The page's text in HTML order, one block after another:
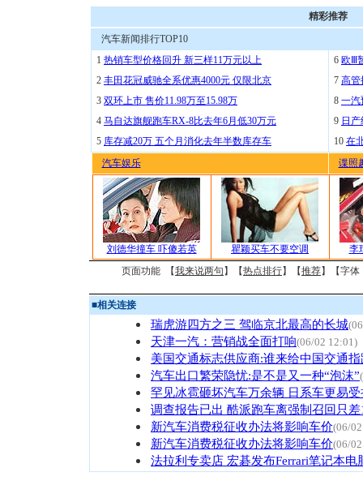
精彩推荐
汽车新闻排行TOP10
1 热销车型价格回升 新三样11万元以上
2 丰田花冠威驰全系优惠4000元 仅限北京
3 双环上市 售价11.98万至15.98万
4 马自达旗舰跑车RX-8比去年6月低30万元
5 库存减20万 五个月消化去年半数库存车
6 欧Ⅲ
7 高管
8 一汽
9 日
10 在
汽车娱乐
谍照
刘德华撞车 吓傻若英 瞿颖买车不要空调
李
页面功能 【我来说两句 】【热点排行】【推荐】【字体
■相关连接
瑞虎游四方之三 驾临京北最高的长城
天津一汽：营销战全面打响(06/02 12:01)
美国交通标志供应商:谁来给中国交通指
汽车出口繁荣隐忧:是不是又一种“泡沫”
罕见冰雹砸坏汽车万余辆 日系车更易受
调查报告已出 酷派跑车离强制召回只差
新汽车消费税征收办法将影响车价(06/
新汽车消费税征收办法将影响车价(06/
法拉利专卖店 宏碁发布Ferrari笔记本电